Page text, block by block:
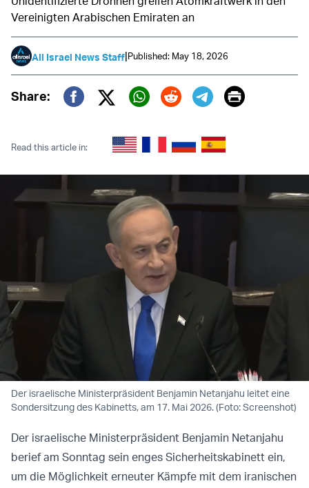
Vereinigten Arabischen Emiraten an
All Israel News Staff|Published: May 18, 2026
Share:
Twitter (X)
Print
Read this article in:
Der israelische Ministerpräsident Benjamin Netanjahu leitet eine
Sondersitzung des Kabinetts, am 17. Mai 2026. (Foto: Screenshot)
Der israelische Ministerpräsident Benjamin Netanjahu
berief am Sonntag sein enges Sicherheitskabinett ein,
um die Möglichkeit erneuter Kämpfe mit dem iranischen